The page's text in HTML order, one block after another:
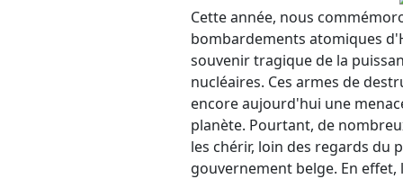
Cette année, nous
bombardements atomiques
souvenir tragique de la
nucléaires. Ces armes de
encore aujourd'hui une
planète. Pourtant, de
les chérir, loin des regards du
gouvernement belge. En